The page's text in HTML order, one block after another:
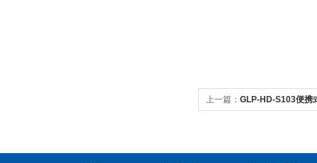
上一篇： GLP-HD-S103便携